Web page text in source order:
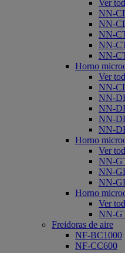
Ver
NN-
NN-
NN-
NN-
NN-
Horno
Ver
NN-
NN-
NN-
NN-
NN-
Horno
Ver
NN-
NN-
NN-
Horno
Ver
NN-
Freidoras de aire
NF-BC1000
NF-CC600